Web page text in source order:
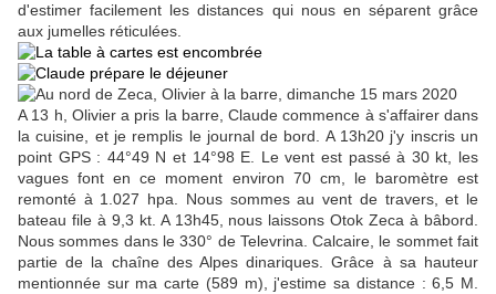
d'estimer facilement les distances qui nous en séparent grâce
aux jumelles réticulées.
A 13 h, Olivier a pris la barre, Claude commence à s'affairer dans
la cuisine, et je remplis le journal de bord. A 13h20 j'y inscris un
point GPS : 44°49 N et 14°98 E. Le vent est passé à 30 kt, les
vagues font en ce moment environ 70 cm, le baromètre est
remonté à 1.027 hpa. Nous sommes au vent de travers, et le
bateau file à 9,3 kt. A 13h45, nous laissons Otok Zeca à bâbord.
Nous sommes dans le 330° de Televrina. Calcaire, le sommet fait
partie de la chaîne des Alpes dinariques. Grâce à sa hauteur
mentionnée sur ma carte (589 m), j'estime sa distance : 6,5 M.